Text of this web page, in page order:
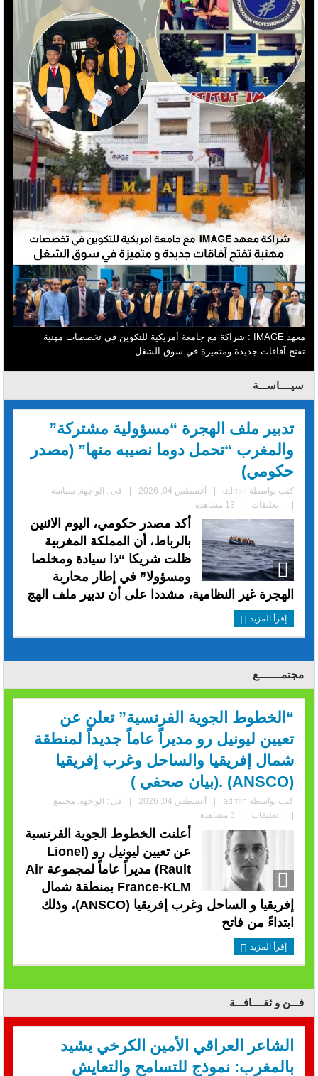
معهد IMAGE : شراكة مع جامعة أمريكية للتكوين في تخصصات مهنية
تفتح آفاقات جديدة ومتميزة في سوق الشغل
سيــــاســـة
تدبير ملف الهجرة “مسؤولية مشتركة”
والمغرب “تحمل دوما نصيبه منها” (مصدر
حكومي)
كتب بواسطة admin أغسطس 04, 2026 فى : الواجهة, سياسة
٠ تعليقات 13 مشاهدة
أكد مصدر حكومي، اليوم الاثنين
بالرباط، أن المملكة المغربية
ظلت شريكا “ذا سيادة ومخلصا
ومسؤولا” في إطار محاربة
الهجرة غير النظامية، مشددا على أن تدبير ملف الهج
إقرأ المزيد
مجتمــــــــع
“الخطوط الجوية الفرنسية” تعلن عن
تعيين ليونيل رو مديراً عاماً جديداً لمنطقة
شمال إفريقيا والساحل وغرب إفريقيا
(ANSCO) .(بيان صحفي )
كتب بواسطة admin أغسطس 04, 2026 فى : الواجهة,مجتمع
٠ تعليقات 3 مشاهدة
أعلنت الخطوط الجوية الفرنسية
عن تعيين ليونيل رو (Lionel
Rault) مديراً عاماً لمجموعة Air
France-KLM بمنطقة شمال
إفريقيا و الساحل وغرب إفريقيا (ANSCO)، وذلك
ابتداءً من فاتح
إقرأ المزيد
فـــن و ثقــــافـــة
الشاعر العراقي الأمين الكرخي يشيد
بالمغرب: نموذج للتسامح والتعايش